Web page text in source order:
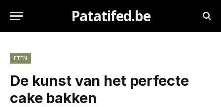
Patatifed.be
ETEN
De kunst van het perfecte
cake bakken